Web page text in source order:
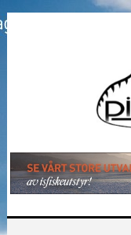
Hopp
til
Hopp
til
Hopp
til